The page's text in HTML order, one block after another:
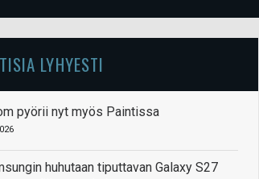
LYHYESTI
pyörii nyt myös Paintissa
huhutaan tiputtavan Galaxy S27